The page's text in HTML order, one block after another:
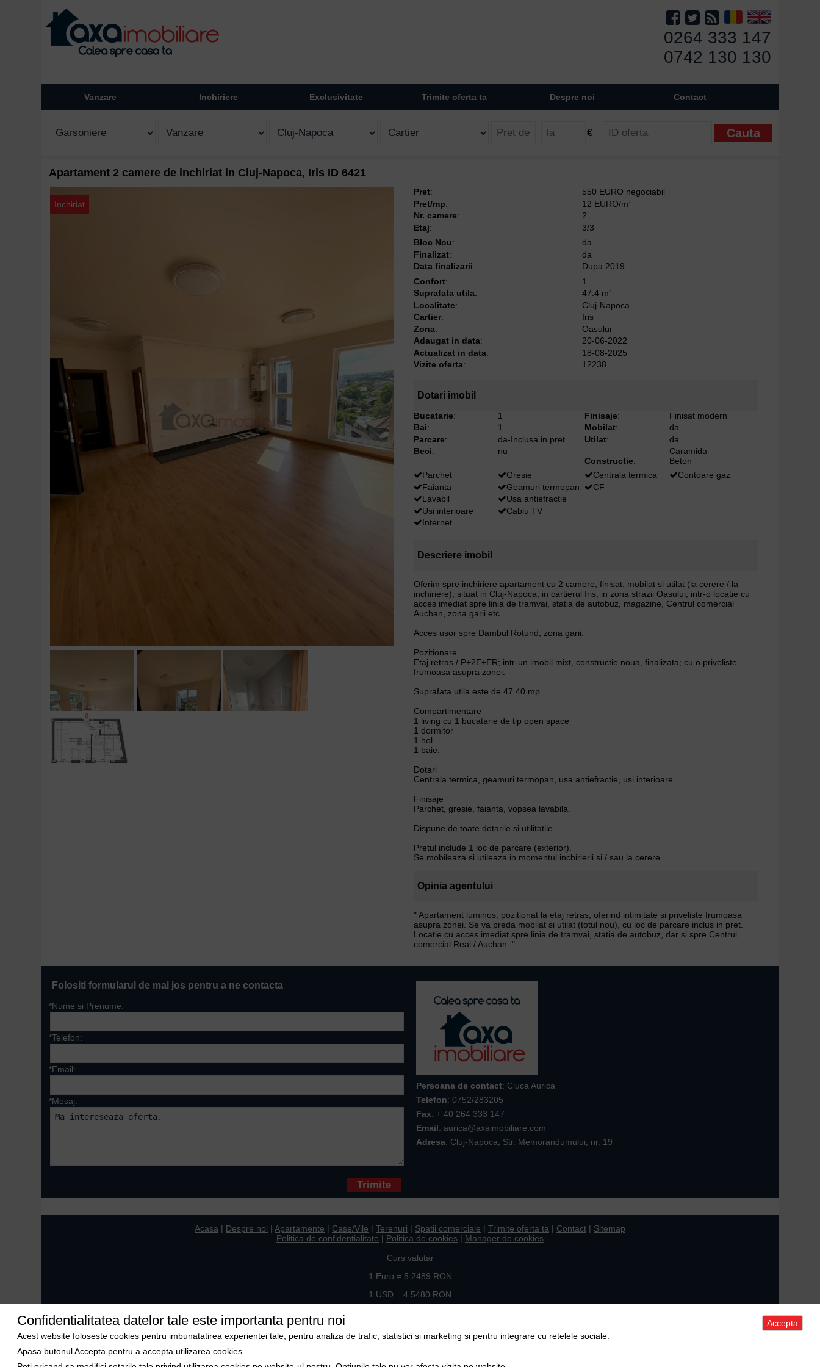
0264 333 147
0742 130 130
Vanzare Inchiriere Exclusivitate Trimite oferta ta Despre noi Contact
€
Apartament 2 camere de inchiriat in Cluj-Napoca, Iris ID 6421
Inchiriat
Pret:
550 EURO negociabil
Pret/mp: 12 EURO/m2
Nr. camere:
2
Etaj:
3/3
Bloc Nou:
da
Finalizat:
da
Data finalizarii:
Dupa 2019
Confort:
1
Suprafata utila: 47.4 m2
Localitate:
Cluj-Napoca
Cartier:
Iris
Zona:
Oasului
Adaugat in data:
20-06-2022
Actualizat in data:
18-08-2025
Vizite oferta: 12238
Dotari imobil
Bucatarie:
1
Bai:
1
Parcare:
da-Inclusa in pret
Beci: nu
Finisaje:
Finisat modern
Mobilat:
da
Utilat: da
Constructie:
Caramida
Beton
Parchet
Gresie
Faianta
Geamuri termopan
Lavabil
Usa antiefractie
Usi interioare
Cablu TV
Internet
Centrala termica
Contoare gaz
CF
Descriere imobil
Oferim spre inchiriere apartament cu 2 camere, finisat, mobilat si utilat (la cerere / la
inchiriere), situat in Cluj-Napoca, in cartierul Iris, in zona strazii Oasului; intr-o locatie cu
acces imediat spre linia de tramvai, statia de autobuz, magazine, Centrul comercial
Auchan, zona garii etc.
Acces usor spre Dambul Rotund, zona garii.
Pozitionare
Etaj retras / P+2E+ER; intr-un imobil mixt, constructie noua, finalizata; cu o priveliste
frumoasa asupra zonei.
Suprafata utila este de 47.40 mp.
Compartimentare
1 living cu 1 bucatarie de tip open space
1 dormitor
1 hol
1 baie.
Dotari
Centrala termica, geamuri termopan, usa antiefractie, usi interioare.
Finisaje
Parchet, gresie, faianta, vopsea lavabila.
Dispune de toate dotarile si utilitatile.
Pretul include 1 loc de parcare (exterior).
Se mobileaza si utileaza in momentul inchirierii si / sau la cerere.
Opinia agentului
" Apartament luminos, pozitionat la etaj retras, oferind intimitate si priveliste frumoasa
asupra zonei. Se va preda mobilat si utilat (totul nou), cu loc de parcare inclus in pret.
Locatie cu acces imediat spre linia de tramvai, statia de autobuz, dar si spre Centrul
comercial Real / Auchan. "
Folositi formularul de mai jos pentru a ne contacta
*Nume si Prenume:
*Telefon:
*Email:
*Mesaj:
Persoana de contact: Ciuca Aurica
Telefon: 0752/283205
Fax: + 40 264 333 147
Email: aurica@axaimobiliare.com
Adresa: Cluj-Napoca, Str. Memorandumului, nr. 19
Acasa | Despre noi | Apartamente | Case/Vile | Terenuri | Spatii comerciale | Trimite oferta ta | Contact | Sitemap
Politica de confidentialitate | Politica de cookies | Manager de cookies
Curs valutar
1 Euro = 5.2489 RON
1 USD = 4.5480 RON
Confidentialitatea datelor tale este importanta pentru noi
Acest website foloseste cookies pentru imbunatatirea experientei tale, pentru analiza de trafic, statistici si marketing si pentru integrare cu retelele sociale.
Apasa butonul Accepta pentru a accepta utilizarea cookies.
Accepta